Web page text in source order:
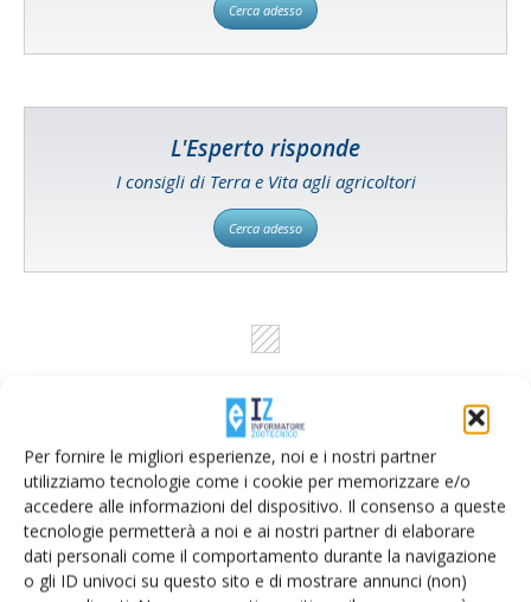
Per fornire le migliori esperienze, noi e i nostri partner
utilizziamo tecnologie come i cookie per memorizzare e/o
accedere alle informazioni del dispositivo. Il consenso a queste
tecnologie permetterà a noi e ai nostri partner di elaborare
dati personali come il comportamento durante la navigazione
o gli ID univoci su questo sito e di mostrare annunci (non)
Cerca adesso
L'Esperto risponde
I consigli di Terra e Vita agli agricoltori
Cerca adesso
Rimani aggiornato sul mondo